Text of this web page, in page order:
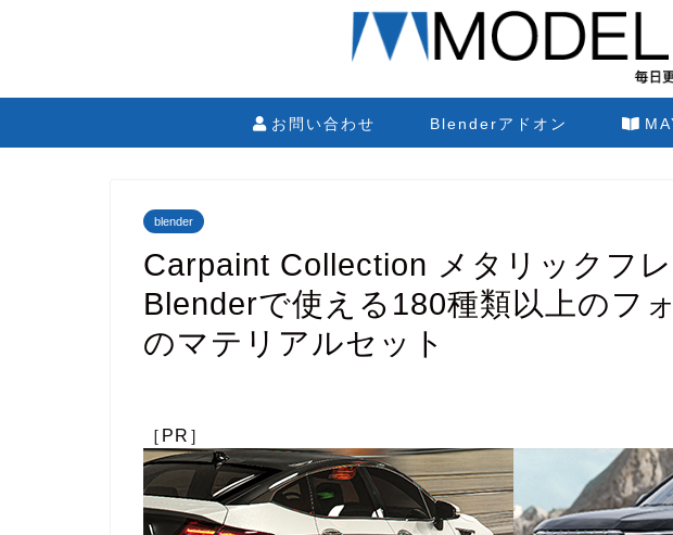
お問い合わせ Blenderアドオン
blender
Carpaint Collection メタリックフ
Blenderで使える180種類以上のフ
のマテリアルセット
［PR］